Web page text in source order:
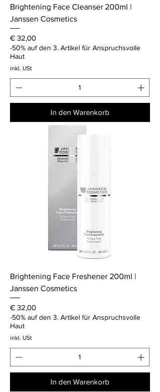
Brightening Face Cleanser 200ml |
Janssen Cosmetics
Preis
€ 32,00
-50% auf den 3. Artikel für Anspruchsvolle
Haut
inkl. USt
In den Warenkorb
Brightening Face Freshener 200ml |
Janssen Cosmetics
Preis
€ 32,00
-50% auf den 3. Artikel für Anspruchsvolle
Haut
inkl. USt
In den Warenkorb